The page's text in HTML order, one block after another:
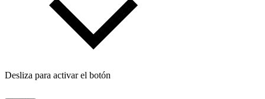
Desliza para activar el botón